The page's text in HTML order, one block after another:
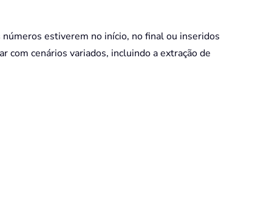
estiverem no início, no final ou inseridos
com cenários variados, incluindo a extração de